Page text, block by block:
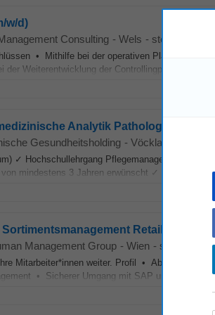
w/d)
Consulting - Wels - stepstone.at
• Mithilfe bei der operativen Planung
der Weiterentwicklung der Controllingprozesse
Analytik Pathologisches
Gesundheitsholding - Vöcklabruck
✓ Hochschullehrgang Pflegemanagement oder
von mindestens 3 Jahren erwünscht ✓
Retail (m/w/d)
Management Group - Wien - stepstone.at
Mitarbeiter*innen weiter. Profil •
• Sicherer Umgang mit SAP und MS